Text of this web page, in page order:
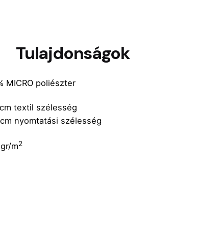
Tulajdonságok
MICRO poliészter
textil szélesség
nyomtatási szélesség
m2